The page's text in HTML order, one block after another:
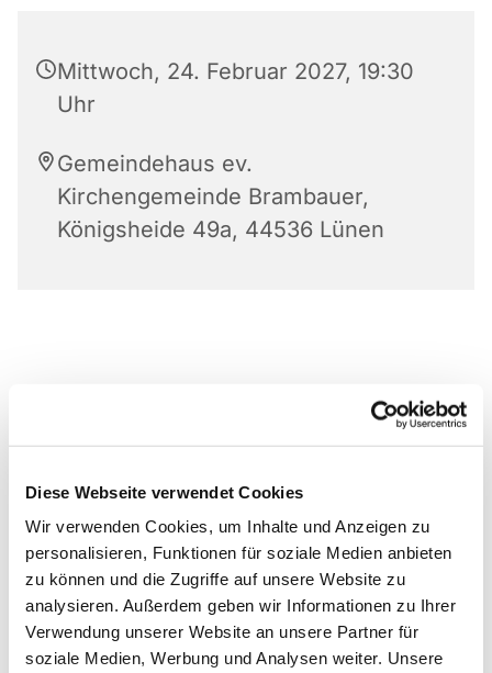
Diese Webseite verwendet Cookies
Wir verwenden Cookies, um Inhalte und Anzeigen zu
personalisieren, Funktionen für soziale Medien anbieten
zu können und die Zugriffe auf unsere Website zu
analysieren. Außerdem geben wir Informationen zu Ihrer
Verwendung unserer Website an unsere Partner für
soziale Medien, Werbung und Analysen weiter. Unsere
Mittwoch, 24. Februar 2027, 19:30
Uhr
Gemeindehaus ev.
Kirchengemeinde Brambauer,
Königsheide 49a, 44536 Lünen